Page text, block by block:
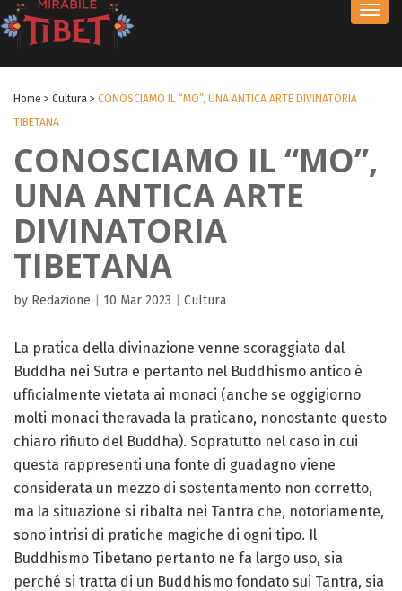
Home > Cultura > CONOSCIAMO IL “MO”, UNA ANTICA ARTE DIVINATORIA
TIBETANA
CONOSCIAMO IL “MO”,
UNA ANTICA ARTE
DIVINATORIA
TIBETANA
by Redazione 10 Mar 2023 Cultura
La pratica della divinazione venne scoraggiata dal
Buddha nei Sutra e pertanto nel Buddhismo antico è
ufficialmente vietata ai monaci (anche se oggigiorno
molti monaci theravada la praticano, nonostante questo
chiaro rifiuto del Buddha). Sopratutto nel caso in cui
questa rappresenti una fonte di guadagno viene
considerata un mezzo di sostentamento non corretto,
ma la situazione si ribalta nei Tantra che, notoriamente,
sono intrisi di pratiche magiche di ogni tipo. Il
Buddhismo Tibetano pertanto ne fa largo uso, sia
perché si tratta di un Buddhismo fondato sui Tantra, sia